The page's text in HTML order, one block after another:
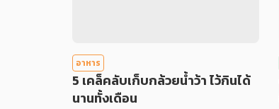
อาหาร
5 เคล็คลับเก็บกล้วยน้ำว้า ไว้กินได้
นานทั้งเดือน